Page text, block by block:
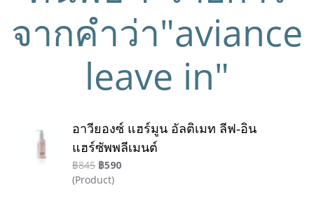
จากคำว่า"aviance
leave in"
อาวียองซ์ แฮร์มูน อัลติเมท ลีฟ-อิน
แฮร์ซัพพลีเมนต์
฿845 ฿590
(Product)